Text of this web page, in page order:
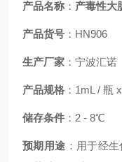
产品名称 ： 产毒性大
产品货号 ： HN906
生产厂家 ：宁波汇诺
产品规格 ： 1mL / 瓶
储存条件 ：2 - 8℃
预期用途 ： 用于经